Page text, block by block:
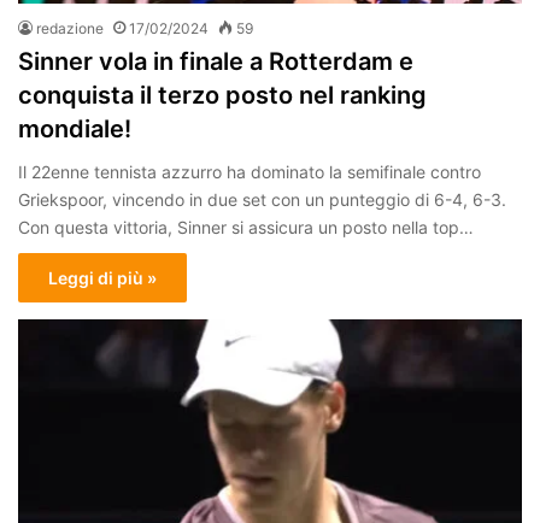
redazione 17/02/2024 59
Sinner vola in finale a Rotterdam e
conquista il terzo posto nel ranking
mondiale!
Il 22enne tennista azzurro ha dominato la semifinale contro
Griekspoor, vincendo in due set con un punteggio di 6-4, 6-3.
Con questa vittoria, Sinner si assicura un posto nella top…
Leggi di più »